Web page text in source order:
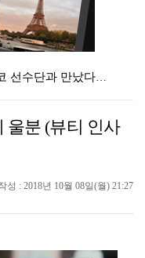
이강인, 드디어 아틀레티코 선수단과 만났다…시메오네 감…
박지훈, 9월 잠실실내체육관서 앙코르 콘서트 개최
"기분 맞춰주려고" 축구협회, 외국인 심판 성접대 의혹…
'주장 완장' 김민재, 한국 떠나기 전 뮌헨 동료들에게…
울분 (뷰티 인사
성 : 2018년 10월 08일(월) 21:27